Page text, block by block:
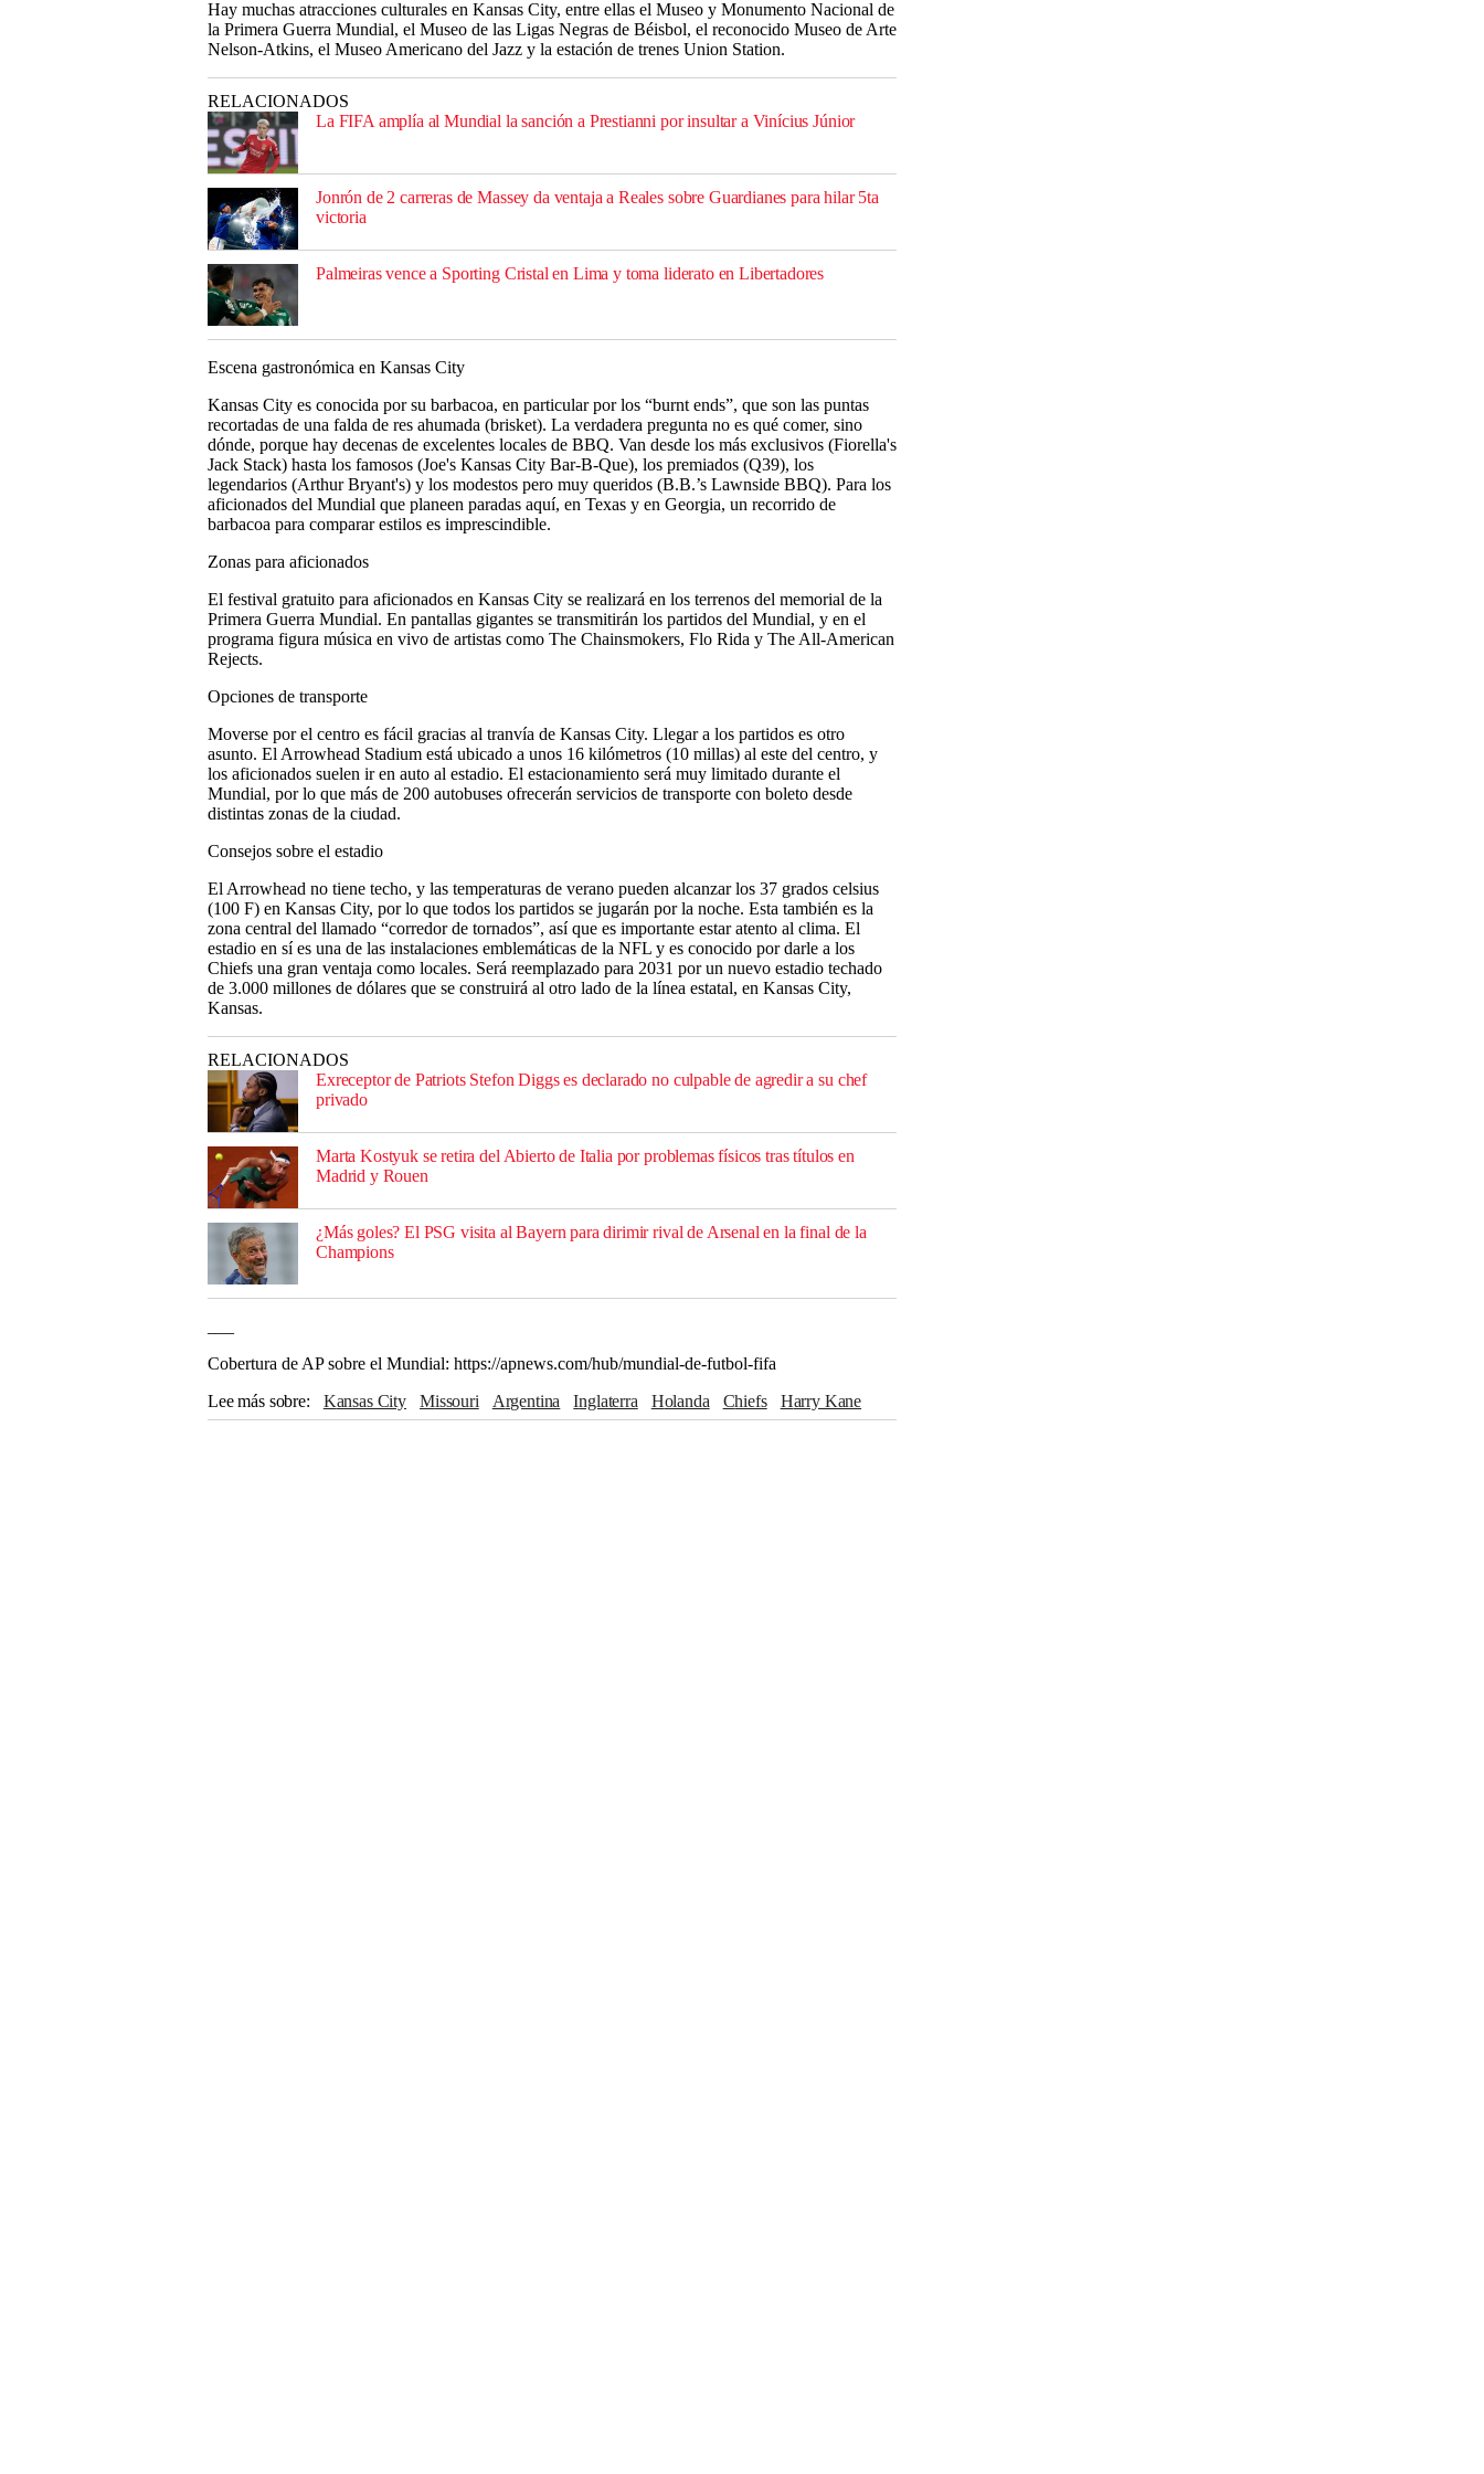
Hay muchas atracciones culturales en Kansas City, entre ellas el Museo y Monumento Nacional de
la Primera Guerra Mundial, el Museo de las Ligas Negras de Béisbol, el reconocido Museo de Arte
Nelson-Atkins, el Museo Americano del Jazz y la estación de trenes Union Station.
RELACIONADOS
La FIFA amplía al Mundial la sanción a Prestianni por insultar a Vinícius Júnior
Jonrón de 2 carreras de Massey da ventaja a Reales sobre Guardianes para hilar 5ta
victoria
Palmeiras vence a Sporting Cristal en Lima y toma liderato en Libertadores
Escena gastronómica en Kansas City
Kansas City es conocida por su barbacoa, en particular por los “burnt ends”, que son las puntas
recortadas de una falda de res ahumada (brisket). La verdadera pregunta no es qué comer, sino
dónde, porque hay decenas de excelentes locales de BBQ. Van desde los más exclusivos (Fiorella's
Jack Stack) hasta los famosos (Joe's Kansas City Bar-B-Que), los premiados (Q39), los
legendarios (Arthur Bryant's) y los modestos pero muy queridos (B.B.’s Lawnside BBQ). Para los
aficionados del Mundial que planeen paradas aquí, en Texas y en Georgia, un recorrido de
barbacoa para comparar estilos es imprescindible.
Zonas para aficionados
El festival gratuito para aficionados en Kansas City se realizará en los terrenos del memorial de la
Primera Guerra Mundial. En pantallas gigantes se transmitirán los partidos del Mundial, y en el
programa figura música en vivo de artistas como The Chainsmokers, Flo Rida y The All-American
Rejects.
Opciones de transporte
Moverse por el centro es fácil gracias al tranvía de Kansas City. Llegar a los partidos es otro
asunto. El Arrowhead Stadium está ubicado a unos 16 kilómetros (10 millas) al este del centro, y
los aficionados suelen ir en auto al estadio. El estacionamiento será muy limitado durante el
Mundial, por lo que más de 200 autobuses ofrecerán servicios de transporte con boleto desde
distintas zonas de la ciudad.
Consejos sobre el estadio
El Arrowhead no tiene techo, y las temperaturas de verano pueden alcanzar los 37 grados celsius
(100 F) en Kansas City, por lo que todos los partidos se jugarán por la noche. Esta también es la
zona central del llamado “corredor de tornados”, así que es importante estar atento al clima. El
estadio en sí es una de las instalaciones emblemáticas de la NFL y es conocido por darle a los
Chiefs una gran ventaja como locales. Será reemplazado para 2031 por un nuevo estadio techado
de 3.000 millones de dólares que se construirá al otro lado de la línea estatal, en Kansas City,
Kansas.
RELACIONADOS
Exreceptor de Patriots Stefon Diggs es declarado no culpable de agredir a su chef
privado
Marta Kostyuk se retira del Abierto de Italia por problemas físicos tras títulos en
Madrid y Rouen
¿Más goles? El PSG visita al Bayern para dirimir rival de Arsenal en la final de la
Champions
Cobertura de AP sobre el Mundial: https://apnews.com/hub/mundial-de-futbol-fifa
Lee más sobre
Kansas City Missouri Argentina Inglaterra Holanda Chiefs
Harry Kane
NFL
Argelia Lionel Messi Consejos Georgia